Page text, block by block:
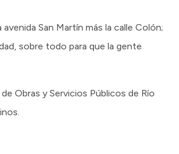
San Martín más la calle Colón;
sobre todo para que la gente
Obras y Servicios Públicos de Río